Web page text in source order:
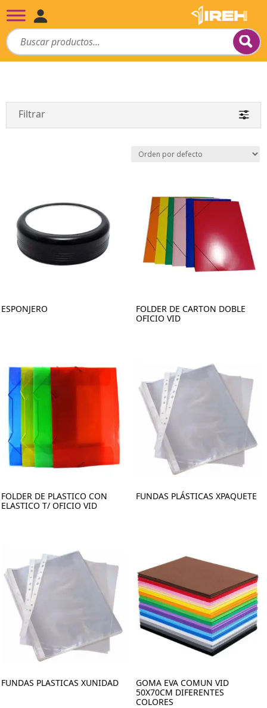
Filtrar
ESPONJERO
FOLDER DE CARTON DOBLE
OFICIO VID
FOLDER DE PLASTICO CON
ELASTICO T/ OFICIO VID
FUNDAS PLÁSTICAS XPAQUETE
FUNDAS PLASTICAS XUNIDAD
GOMA EVA COMUN VID
50X70CM DIFERENTES
COLORES